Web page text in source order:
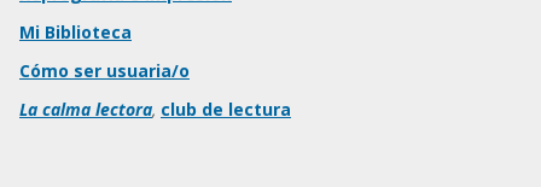
Mi Biblioteca
Cómo ser usuaria/o
La calma lectora, club de lectura